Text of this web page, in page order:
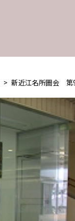
> 新近江名所圖会 第